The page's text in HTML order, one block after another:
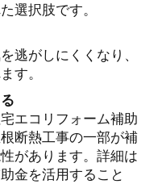
選択肢です。
逃がしにくくなり、
す。
エコリフォーム補助
断熱工事の一部が補
があります。詳細は
金を活用すること